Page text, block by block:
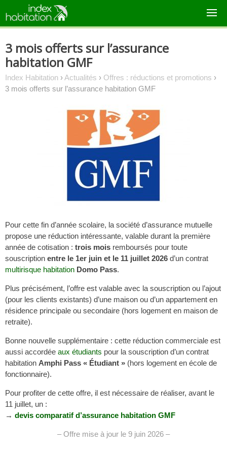
content
3 mois offerts sur l’assurance
habitation GMF
Index Habitation ›Actualités › Offres : réductions et promotions ›
3 mois offerts sur l’assurance habitation GMF
Pour cette fin d’année scolaire, la société d’assurance mutuelle
propose une réduction intéressante, valable durant la première
année de cotisation : trois mois remboursés pour toute
souscription entre le 1er juin et le 11 juillet 2026 d’un contrat
multirisque habitation Domo Pass.
Plus précisément, l’offre est valable avec la souscription ou l’ajout
(pour les clients existants) d’une maison ou d’un appartement en
résidence principale ou secondaire (hors logement en maison de
retraite).
Bonne nouvelle supplémentaire : cette réduction commerciale est
aussi accordée aux étudiants pour la souscription d’un contrat
habitation Amphi Pass « Étudiant » (hors logement en école de
fonctionnaire).
Pour profiter de cette offre, il est nécessaire de réaliser, avant le
11 juillet, un :
→ devis comparatif d’assurance habitation GMF
– Offre mise à jour le 9 juin 2026 –